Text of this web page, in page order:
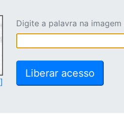
Digite a palavra na